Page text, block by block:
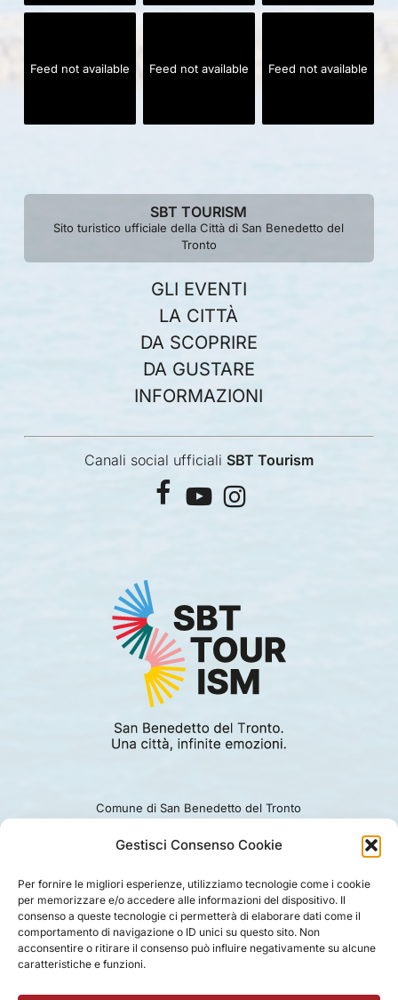
Gestisci Consenso Cookie
Per fornire le migliori esperienze, utilizziamo tecnologie come i cookie
per memorizzare e/o accedere alle informazioni del dispositivo. Il
consenso a queste tecnologie ci permetterà di elaborare dati come il
comportamento di navigazione o ID unici su questo sito. Non
acconsentire o ritirare il consenso può influire negativamente su alcune
caratteristiche e funzioni.
Feed not available Feed not available Feed not available
SBT TOURISM
Sito turistico ufficiale della Città di San Benedetto del
Tronto
GLI EVENTI
LA CITTÀ
DA SCOPRIRE
DA GUSTARE
INFORMAZIONI
Canali social ufficiali SBT Tourism
facebook
youtubeinstagram
Comune di San Benedetto del Tronto
Ufficio turismo: 0735.794229
PRIVACY |COOKIE | LEGAL |DISCLAIMER